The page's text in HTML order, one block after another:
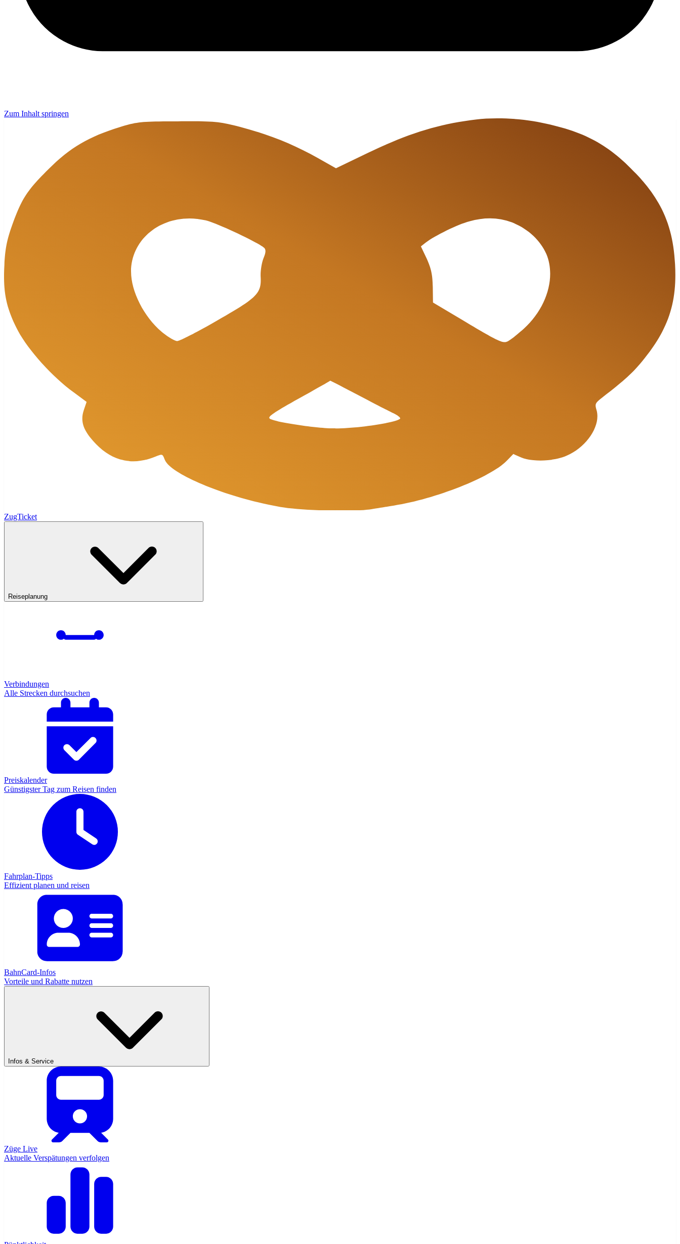
Zum Inhalt springen
ZugTicket
Reiseplanung
Verbindungen
Alle Strecken durchsuchen
Preiskalender
Günstigster Tag zum Reisen finden
Fahrplan-Tipps
Effizient planen und reisen
BahnCard-Infos
Vorteile und Rabatte nutzen
Infos & Service
Züge Live
Aktuelle Verspätungen verfolgen